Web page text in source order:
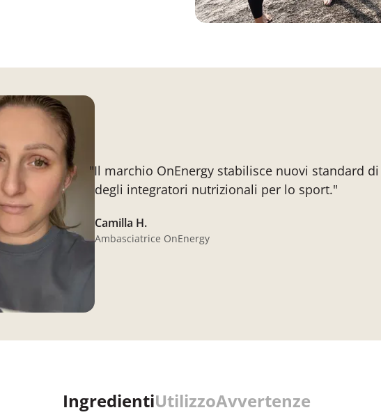
"Il marchio OnEnergy stabilisce nuovi standard
degli integratori nutrizionali per lo sport."
Camilla H.
Ambasciatrice OnEnergy
IngredientiUtilizzoAvvertenze